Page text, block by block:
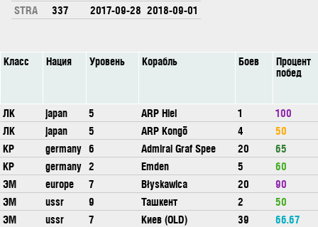
STRA
337 2017-09-28 2018-09-01
Класс Нация Уровень Корабль Боев Процент
побед
ЛК japan 5 ARP Hiei 1
100
ЛК
japan 5 ARP Kongō 4
50
КР
germany 6 Admiral Graf Spee 20
65
КР
germany 2 Emden 5
60
ЭМ
europe 7 Błyskawica 20
90
ЭМ
ussr 9 Ташкент 2
50
ЭМ
ussr 7 Киев (OLD) 39
66.67